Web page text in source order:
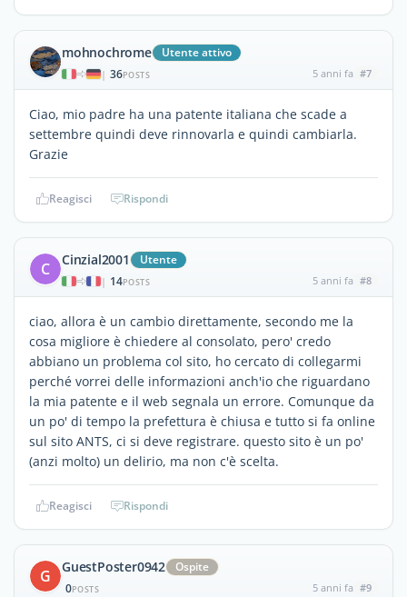
mohnochrome Utente attivo
| 36POSTS 5 anni fa #7
Ciao, mio padre ha una patente italiana che scade a
settembre quindi deve rinnovarla e quindi cambiarla.
Grazie
Reagisci Rispondi
C Cinzial2001 Utente
| 14POSTS 5 anni fa #8
ciao, allora è un cambio direttamente, secondo me la
cosa migliore è chiedere al consolato, pero' credo
abbiano un problema col sito, ho cercato di collegarmi
perché vorrei delle informazioni anch'io che riguardano
la mia patente e il web segnala un errore. Comunque da
un po' di tempo la prefettura è chiusa e tutto si fa online
sul sito ANTS, ci si deve registrare. questo sito è un po'
(anzi molto) un delirio, ma non c'è scelta.
Reagisci Rispondi
G GuestPoster0942
Ospite
0POSTS 5 anni fa #9